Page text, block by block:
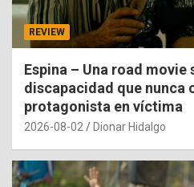
REVIEW
Espina – Una road movie
discapacidad que nunca
protagonista en víctima
2026-08-02 Dionar Hidalgo